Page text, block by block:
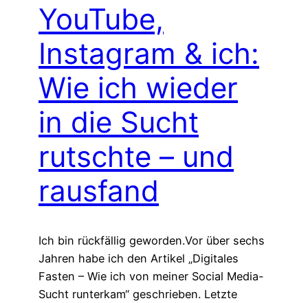
YouTube,
Instagram & ich:
Wie ich wieder
in die Sucht
rutschte – und
rausfand
Ich bin rückfällig geworden.Vor über sechs
Jahren habe ich den Artikel „Digitales
Fasten – Wie ich von meiner Social Media-
Sucht runterkam“ geschrieben. Letzte